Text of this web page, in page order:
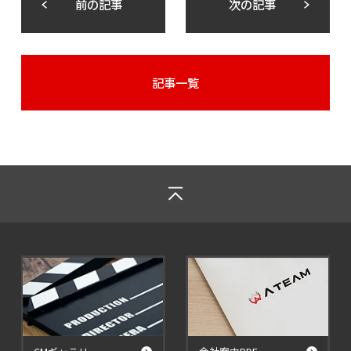
前の記事 次の記事
記事一覧